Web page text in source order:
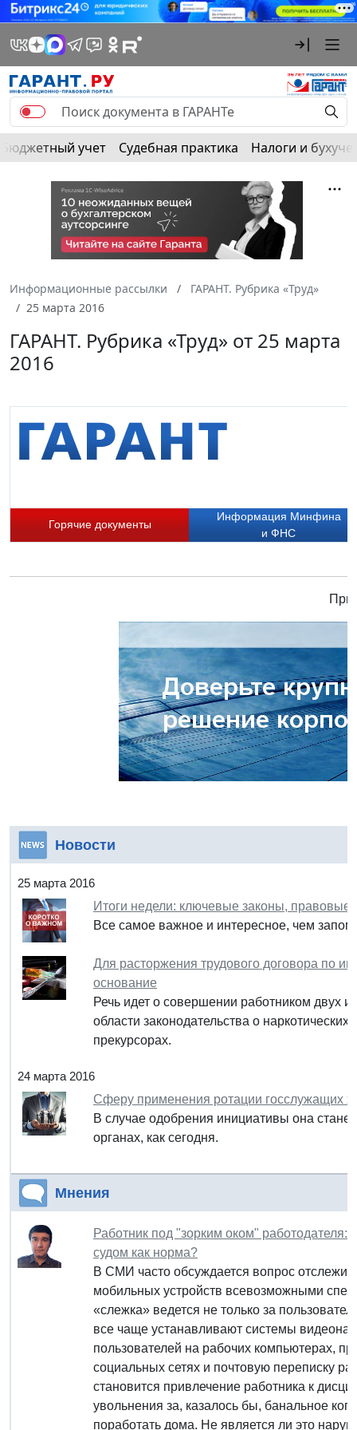
Бюджетный учет Судебная практика Налоги и
Информационные рассылки
ГАРАНТ. Рубрика «Труд»
25 марта 2016
ГАРАНТ. Рубрика «Труд» от 25 марта
2016
Горячие документы
Информация Минфина
и ФНС
Новости
25 марта 2016
Итоги недели: ключевые законы, правовые
Все самое важное и интересное, чем
Для расторжения трудового договора по
основание
Речь идет о совершении работником двух
области законодательства о
прекурсорах.
24 марта 2016
Сферу применения ротации госслужащих
В случае одобрения инициативы она
органах, как сегодня.
Мнения
Работник под "зорким оком" работодателя:
судом как норма?
В СМИ часто обсуждается вопрос
мобильных устройств всевозможными
«слежка» ведется не только за
все чаще устанавливают системы
пользователей на рабочих компьютерах,
социальных сетях и почтовую переписку
становится привлечение работника к
увольнения за, казалось бы, банальное
поработать дома. Не является ли это